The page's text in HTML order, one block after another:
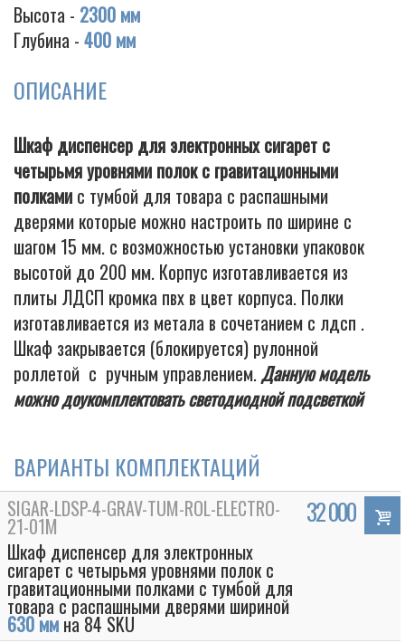
Высота - 2300 мм
Глубина - 400 мм
ОПИСАНИЕ
Шкаф диспенсер для электронных сигарет с
четырьмя уровнями полок с гравитационными
полками с тумбой для товара с распашными
дверями которые можно настроить по ширине с
шагом 15 мм. с возможностью установки упаковок
высотой до 200 мм. Корпус изготавливается из
плиты ЛДСП кромка пвх в цвет корпуса. Полки
изготавливается из метала в сочетанием с лдсп .
Шкаф закрывается (блокируется) рулонной
роллетой с ручным управлением.Данную модель
можно доукомплектовать светодиодной подсветкой
ВАРИАНТЫ КОМПЛЕКТАЦИЙ
SIGAR-LDSP-4-GRAV-TUM-ROL-ELECTRO-
21-01M
Шкаф диспенсер для электронных
сигарет с четырьмя уровнями полок с
гравитационными полками с тумбой для
товара с распашными дверями шириной
630 мм на 84 SKU
32 000